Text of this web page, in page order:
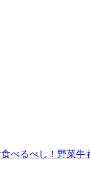
べるべし！野菜